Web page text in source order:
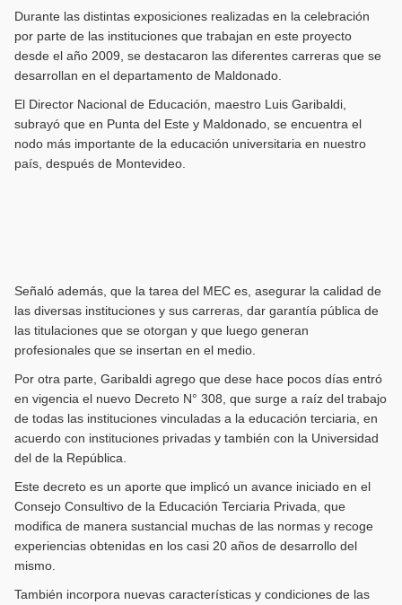
Durante las distintas exposiciones realizadas en la celebración
por parte de las instituciones que trabajan en este proyecto
desde el año 2009, se destacaron las diferentes carreras que se
desarrollan en el departamento de Maldonado.
El Director Nacional de Educación, maestro Luis Garibaldi,
subrayó que en Punta del Este y Maldonado, se encuentra el
nodo más importante de la educación universitaria en nuestro
país, después de Montevideo.
Señaló además, que la tarea del MEC es, asegurar la calidad de
las diversas instituciones y sus carreras, dar garantía pública de
las titulaciones que se otorgan y que luego generan
profesionales que se insertan en el medio.
Por otra parte, Garibaldi agrego que dese hace pocos días entró
en vigencia el nuevo Decreto N° 308, que surge a raíz del trabajo
de todas las instituciones vinculadas a la educación terciaria, en
acuerdo con instituciones privadas y también con la Universidad
del de la República.
Este decreto es un aporte que implicó un avance iniciado en el
Consejo Consultivo de la Educación Terciaria Privada, que
modifica de manera sustancial muchas de las normas y recoge
experiencias obtenidas en los casi 20 años de desarrollo del
mismo.
También incorpora nuevas características y condiciones de las